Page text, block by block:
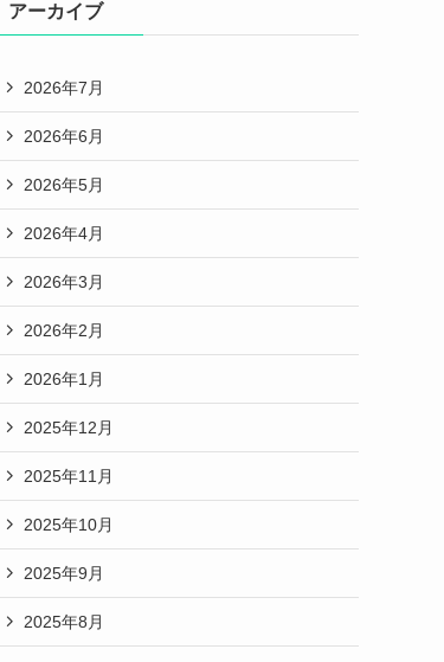
アーカイブ
2026年7月
2026年6月
2026年5月
2026年4月
2026年3月
2026年2月
2026年1月
2025年12月
2025年11月
2025年10月
2025年9月
2025年8月